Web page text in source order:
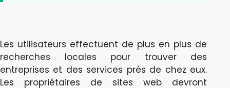
Les utilisateurs effectuent de plus en plus de
recherches locales pour trouver des
entreprises et des services près de chez eux.
Les propriétaires de sites web devront